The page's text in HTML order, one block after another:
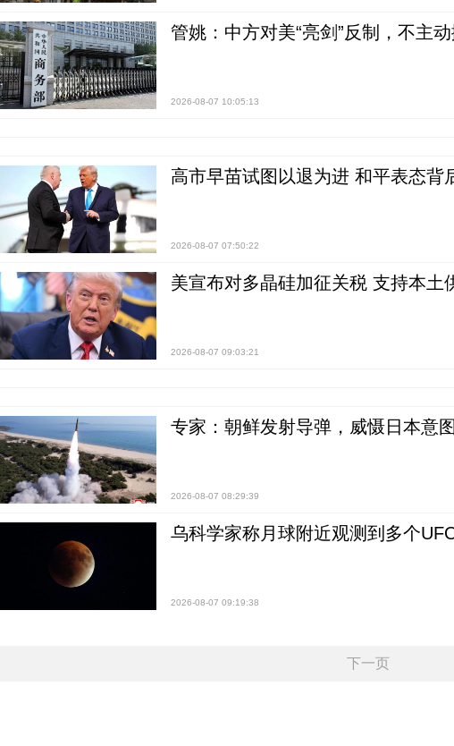
管姚：中方对美“亮剑”反制，不主
2026-08-07 10:05:13
高市早苗试图以退为进 和平表态背
2026-08-07 07:50:22
美宣布对多晶硅加征关税 支持本土
2026-08-07 09:03:21
专家：朝鲜发射导弹，威慑日本意
2026-08-07 08:29:39
乌科学家称月球附近观测到多个
2026-08-07 09:19:38
下一页